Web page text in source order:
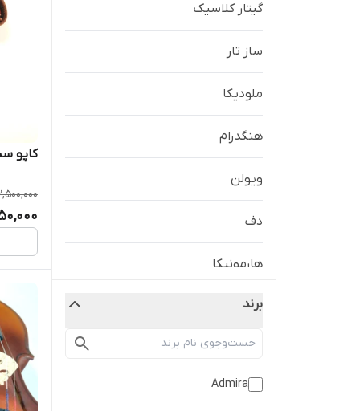
گیتار کلاسیک
ساز تار
ملودیکا
هنگدرام
ویولن
دف
هارمونیکا
هاردکیس گیتار ‌کلاسیک
سه تار
سیم گیتار
برند
Admira
کاپو